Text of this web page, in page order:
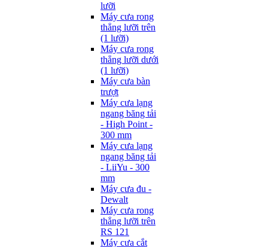
lưỡi
Máy cưa rong
thẳng lưỡi trên
(1 lưỡi)
Máy cưa rong
thẳng lưỡi dưới
(1 lưỡi)
Máy cưa bàn
trượt
Máy cưa lạng
ngang băng tải
- High Point -
300 mm
Máy cưa lạng
ngang băng tải
- LiiYu - 300
mm
Máy cưa đu -
Dewalt
Máy cưa rong
thẳng lưỡi trên
RS 121
Máy cưa cắt